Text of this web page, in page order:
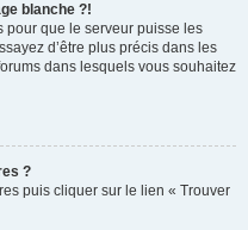
blanche ?!
pour que le serveur puisse les
d’être plus précis dans les
dans lesquels vous souhaitez
?
puis cliquer sur le lien « Trouver